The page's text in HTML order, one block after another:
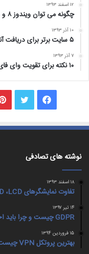
۱۲ اسفند ۱۳۹۳
چگونه می توان ویندوز ۸ و ۸.۱ را از طریق USB نصب کرد؟
۱۰ آذر ۱۳۹۳
۵ سایت برتر برای دریافت آنلاین پیامک
۷ آذر ۱۳۹۳
۱۰ نکته برای تقویت وای فای شما
فیس توییتر
نوشته های تصادفی
۱۸ اسفند ۱۳۹۳
تفاوت نمایشگرهای Super AMOLED ،LCD و Retina در چیست؟
۱۴ تیر ۱۳۹۷
GDPR چیست و چرا باید احتیاط کنید؟
۱۵ فروردین ۱۳۹۴
بهترین پروتکل VPN چیست؟